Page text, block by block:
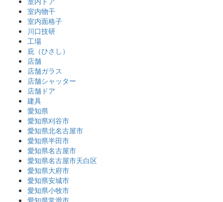
室内物干
室内面格子
川口技研
工場
庇（ひさし）
店舗
店舗ガラス
店舗シャッター
店舗ドア
建具
愛知県
愛知県刈谷市
愛知県北名古屋市
愛知県半田市
愛知県名古屋市
愛知県名古屋市天白区
愛知県大府市
愛知県安城市
愛知県小牧市
愛知県常滑市